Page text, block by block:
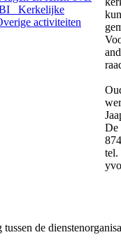
Kerkelijke
activiteiten
De
tel.
de